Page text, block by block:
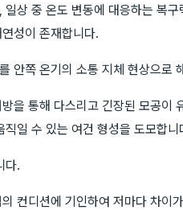
상 중 온도 변동에 대응하는 복
성이 존재합니다.
안쪽 온기의 소통 지체 현상으로
을 통해 다스리고 긴장된 모공이
일 수 있는 여건 형성을 도모합니
다.
컨디션에 기인하여 저마다 차이